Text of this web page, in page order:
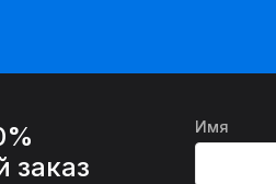
заказ
Имя